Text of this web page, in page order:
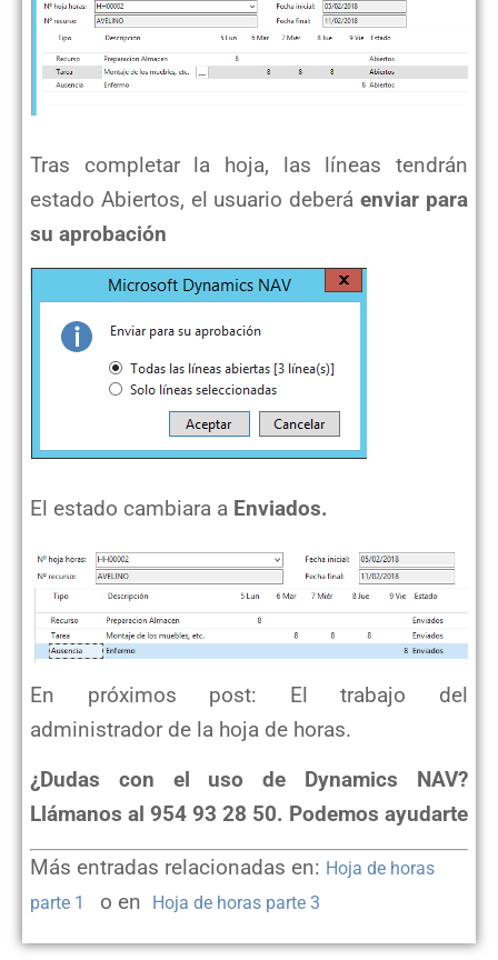
Tras completar la hoja, las líneas tendrán
estado Abiertos, el usuario deberáenviar para
su aprobación
El estado cambiara a Enviados.
En próximos post: El trabajo del
administrador de la hoja de horas.
¿Dudas con el uso de Dynamics NAV?
Llámanos al 954 93 28 50. Podemos ayudarte
Más entradas relacionadas en: Hoja de horas
parte 1
o en Hoja de horas parte 3